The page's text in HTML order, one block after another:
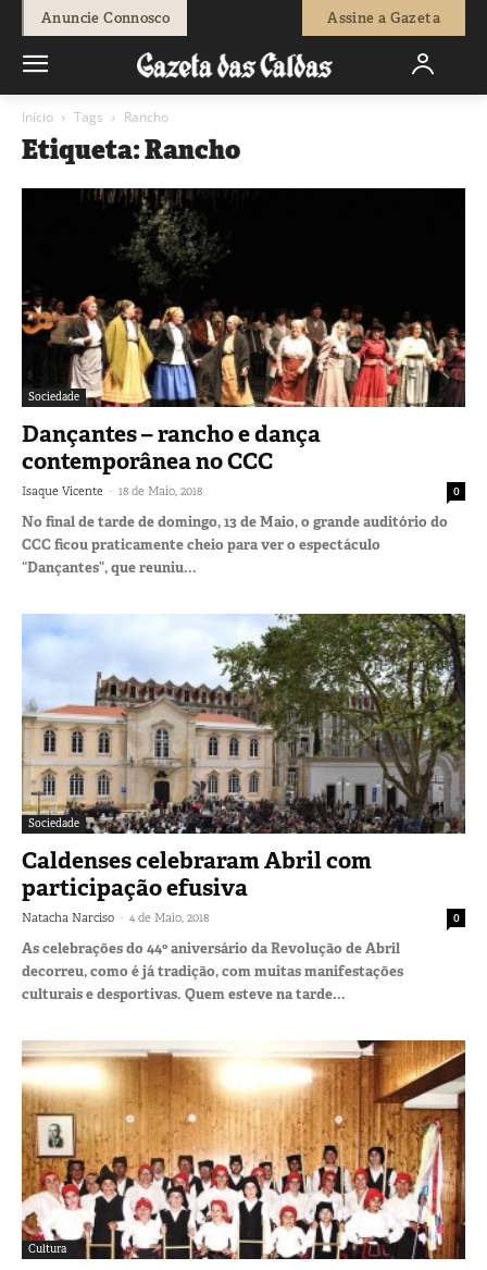
Anuncie Connosco Assine a Gazeta
Início Tags Rancho
Etiqueta: Rancho
Sociedade
Dançantes – rancho e dança
contemporânea no CCC
Isaque Vicente - 18 de Maio, 2018 0
No final de tarde de domingo, 13 de Maio, o grande auditório do
CCC ficou praticamente cheio para ver o espectáculo
“Dançantes”, que reuniu...
Sociedade
Caldenses celebraram Abril com
participação efusiva
Natacha Narciso - 4 de Maio, 2018 0
As celebrações do 44º aniversário da Revolução de Abril
decorreu, como é já tradição, com muitas manifestações
culturais e desportivas. Quem esteve na tarde...
Cultura